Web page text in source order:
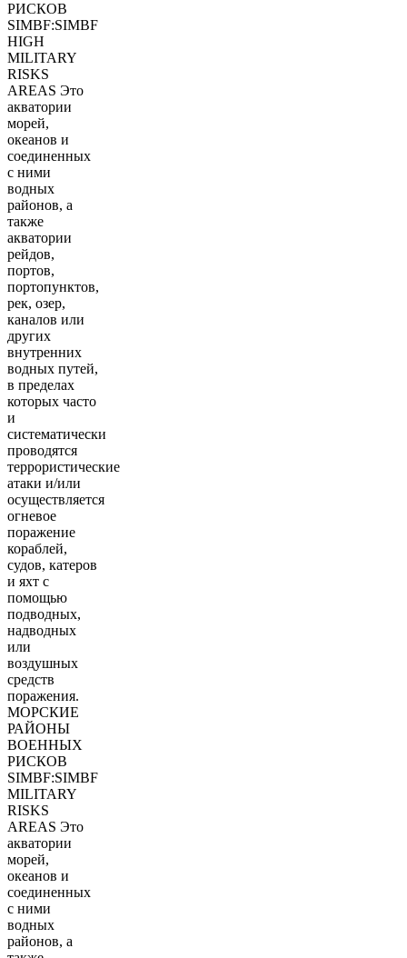
РИСКОВ
SIMBF:SIMBF
HIGH
MILITARY
RISKS
AREAS Это
акватории
морей,
океанов и
соединенных
с ними
водных
районов, а
также
акватории
рейдов,
портов,
портопунктов,
рек, озер,
каналов или
других
внутренних
водных путей,
в пределах
которых часто
и
систематически
проводятся
террористические
атаки и/или
осуществляется
огневое
поражение
кораблей,
судов, катеров
и яхт с
помощью
подводных,
надводных
или
воздушных
средств
поражения.
МОРСКИЕ
РАЙОНЫ
ВОЕННЫХ
РИСКОВ
SIMBF:SIMBF
MILITARY
RISKS
AREAS Это
акватории
морей,
океанов и
соединенных
с ними
водных
районов, а